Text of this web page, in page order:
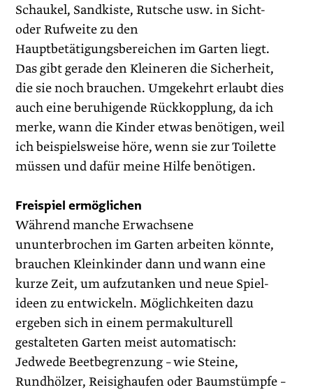
Schaukel, Sandkiste, Rutsche usw. in Sicht-
oder Rufweite zu den
Hauptbetätigungsbereichen im Garten liegt.
Das gibt gerade den Kleineren die Sicherheit,
die sie noch brauchen. Umgekehrt erlaubt dies
auch eine beruhigende Rückkopplung, da ich
merke, wann die Kinder etwas benötigen, weil
ich beispielsweise höre, wenn sie zur Toilette
müssen und ­dafür meine Hilfe benötigen.
Freispiel ermöglichen
Während manche Erwachsene
ununterbrochen im Garten arbeiten könnte,
brauchen Kleinkinder dann und wann eine
kurze Zeit, um aufzutanken und neue Spiel­
ideen zu entwickeln. Möglichkeiten dazu
ergeben sich in einem permakulturell
gestalteten Garten meist automatisch:
Jedwede Beetbegrenzung – wie Steine,
Rundhölzer, Reisighaufen oder Baumstümpfe –